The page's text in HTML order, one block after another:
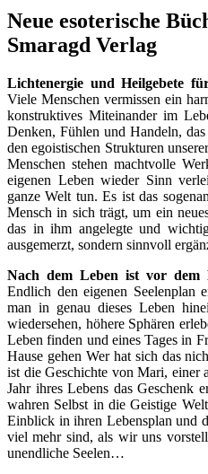
Neue esoterische
Smaragd Verlag
Lichtenergie und Heilgebete
Viele Menschen vermissen ein
konstruktives Miteinander im
Denken, Fühlen und Handeln,
den egoistischen Strukturen
Menschen stehen machtvolle
eigenen Leben wieder Sinn
ganze Welt tun. Es ist das
Mensch in sich trägt, um ein
das in ihm angelegte und
ausgemerzt, sondern sinnvoll
Nach dem Leben ist vor dem
Endlich den eigenen Seelenplan
man in genau dieses Leben
wiedersehen, höhere Sphären
Leben finden und eines Tages in
Hause gehen Wer hat sich das
ist die Geschichte von Mari, einer
Jahr ihres Lebens das Geschenk
wahren Selbst in die Geistige
Einblick in ihren Lebensplan und
viel mehr sind, als wir uns
unendliche Seelen…